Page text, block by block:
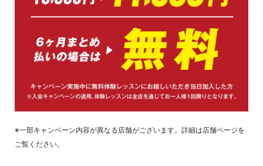
※一部キャンペーン内容が異なる店舗がございます。詳細は店舗ページを
ご覧ください。